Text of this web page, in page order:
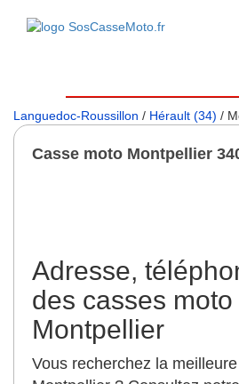
Languedoc-Roussillon / Hérault (34) /
Casse moto Montpellier
Adresse,
des casses moto
Montpellier
Vous recherchez la